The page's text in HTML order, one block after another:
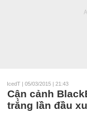
IcedT | 05/03/2015 | 21:43
Cận cảnh
trắng lần đầu